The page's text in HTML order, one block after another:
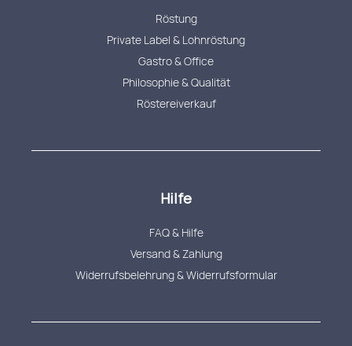
Röstung
Private Label & Lohnröstung
Gastro & Office
Philosophie & Qualität
Röstereiverkauf
Hilfe
FAQ & Hilfe
Versand & Zahlung
Widerrufsbelehrung & Widerrufsformular